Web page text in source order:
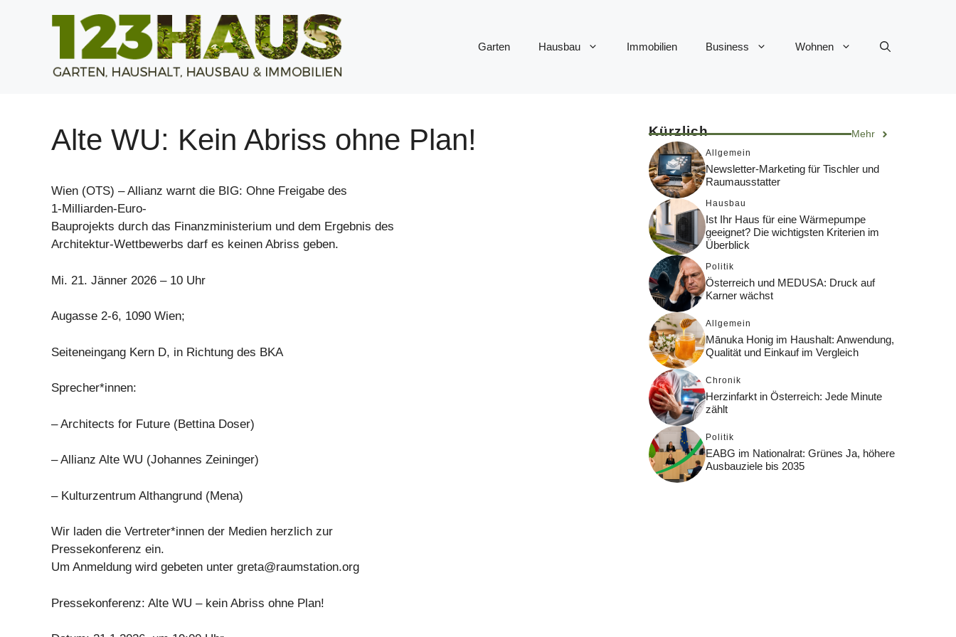
Garten Hausbau Immobilien Business Wohnen
Alte WU: Kein Abriss ohne Plan!
Wien (OTS) – Allianz warnt die BIG: Ohne Freigabe des
1-Milliarden-Euro-
Bauprojekts durch das Finanzministerium und dem Ergebnis des
Architektur-Wettbewerbs darf es keinen Abriss geben.
Mi. 21. Jänner 2026 – 10 Uhr
Augasse 2-6, 1090 Wien;
Seiteneingang Kern D, in Richtung des BKA
Sprecher*innen:
– Architects for Future (Bettina Doser)
– Allianz Alte WU (Johannes Zeininger)
– Kulturzentrum Althangrund (Mena)
Wir laden die Vertreter*innen der Medien herzlich zur
Pressekonferenz ein.
Um Anmeldung wird gebeten unter greta@raumstation.org
Pressekonferenz: Alte WU – kein Abriss ohne Plan!
Kürzlich Mehr
Allgemein
Newsletter-Marketing für Tischler und
Raumausstatter
Hausbau
Ist Ihr Haus für eine Wärmepumpe
geeignet? Die wichtigsten Kriterien im
Überblick
Politik
Österreich und MEDUSA: Druck auf
Karner wächst
Allgemein
Mānuka Honig im Haushalt: Anwendung,
Qualität und Einkauf im Vergleich
Chronik
Herzinfarkt in Österreich: Jede Minute
zählt
Politik
EABG im Nationalrat: Grünes Ja, höhere
Ausbauziele bis 2035